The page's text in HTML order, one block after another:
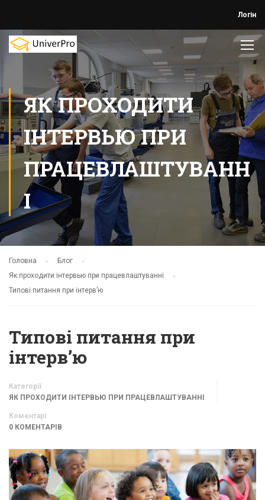
Логін
ЯК ПРОХОДИТИ
ІНТЕРВЬЮ ПРИ
ПРАЦЕВЛАШТУВАНН
І
Головна
Блог
Як проходити інтервью при працевлаштуванні
Типові питання при інтерв’ю
Типові питання при
інтерв’ю
Категорії
ЯК ПРОХОДИТИ ІНТЕРВЬЮ ПРИ ПРАЦЕВЛАШТУВАННІ
Коментарі
0 КОМЕНТАРІВ